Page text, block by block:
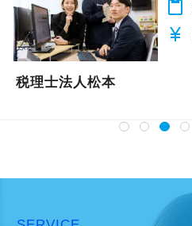
content_paste
currency_yen
税理士法人松本